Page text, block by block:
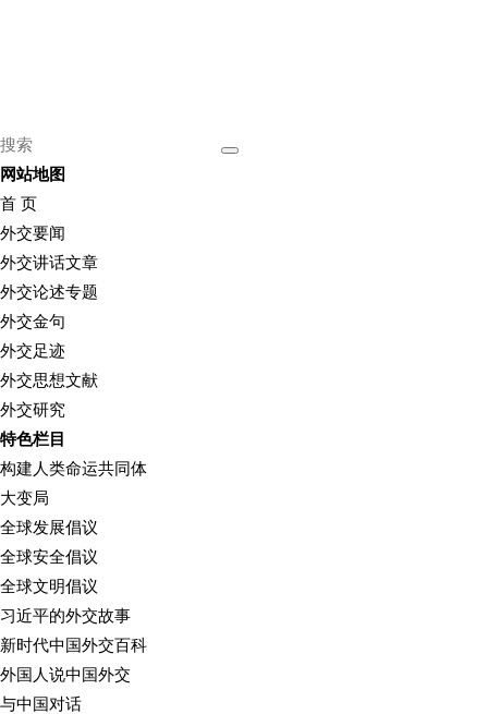
网站地图
首 页
外交要闻
外交讲话文章
外交论述专题
外交金句
外交足迹
外交思想文献
外交研究
特色栏目
构建人类命运共同体
大变局
全球发展倡议
全球安全倡议
全球文明倡议
习近平的外交故事
新时代中国外交百科
外国人说中国外交
与中国对话